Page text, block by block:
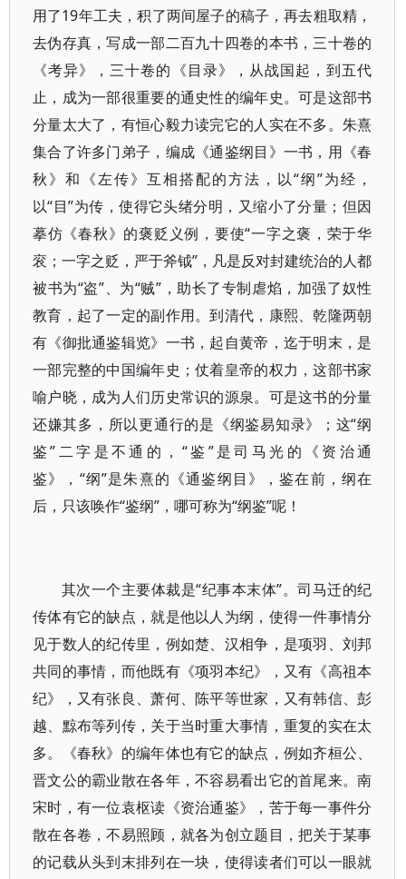
用了19年工夫，积了两间屋子的稿子，再去粗取精，
去伪存真，写成一部二百九十四卷的本书，三十卷的
《考异》，三十卷的《目录》，从战国起，到五代
止，成为一部很重要的通史性的编年史。可是这部书
分量太大了，有恒心毅力读完它的人实在不多。朱熹
集合了许多门弟子，编成《通鉴纲目》一书，用《春
秋》和《左传》互相搭配的方法，以“纲”为经，
以“目”为传，使得它头绪分明，又缩小了分量；但因
摹仿《春秋》的褒贬义例，要使“一字之褒，荣于华
衮；一字之贬，严于斧钺”，凡是反对封建统治的人都
被书为“盗”、为“贼”，助长了专制虐焰，加强了奴性
教育，起了一定的副作用。到清代，康熙、乾隆两朝
有《御批通鉴辑览》一书，起自黄帝，迄于明末，是
一部完整的中国编年史；仗着皇帝的权力，这部书家
喻户晓，成为人们历史常识的源泉。可是这书的分量
还嫌其多，所以更通行的是《纲鉴易知录》；这“纲
鉴”二字是不通的，“鉴”是司马光的《资治通
鉴》，“纲”是朱熹的《通鉴纲目》，鉴在前，纲在
后，只该唤作“鉴纲”，哪可称为“纲鉴”呢！
其次一个主要体裁是“纪事本末体”。司马迁的纪
传体有它的缺点，就是他以人为纲，使得一件事情分
见于数人的纪传里，例如楚、汉相争，是项羽、刘邦
共同的事情，而他既有《项羽本纪》，又有《高祖本
纪》，又有张良、萧何、陈平等世家，又有韩信、彭
越、黥布等列传，关于当时重大事情，重复的实在太
多。《春秋》的编年体也有它的缺点，例如齐桓公、
晋文公的霸业散在各年，不容易看出它的首尾来。南
宋时，有一位袁枢读《资治通鉴》，苦于每一事件分
散在各卷，不易照顾，就各为创立题目，把关于某事
的记载从头到末排列在一块，使得读者们可以一眼就